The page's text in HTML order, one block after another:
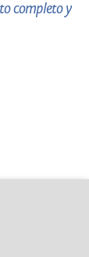
completo y